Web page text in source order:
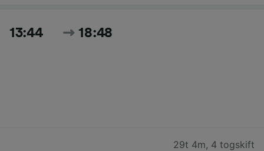
13:44 18:48
29t 4m, 4 togskift